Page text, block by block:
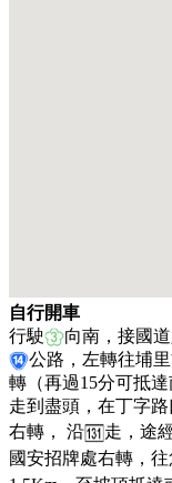
自行開車
行駛
向南，接國
公路，左轉往埔
轉（再過15分可抵
走到盡頭，在丁字
右轉， 沿
走，途
國安招牌處右轉，